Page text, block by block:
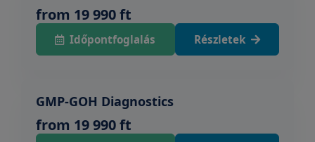
from 19 990 ft
Időpontfoglalás Részletek
GMP-GOH Diagnostics
from 19 990 ft